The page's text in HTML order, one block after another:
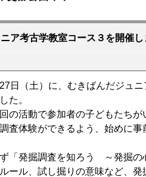
ア考古学教室コース３を開催し
日（土）に、むきばんだジュ
た。
の活動で参加者の子どもたちが
査体験ができるよう、始めに事
「発掘調査を知ろう ～発掘の
ール、試し掘りの意味など、発